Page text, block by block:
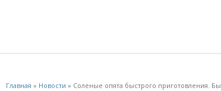
Главная » Новости » Соленые опята быстрого приготовления.